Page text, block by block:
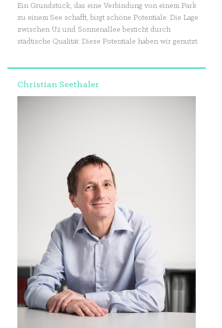
Ein Grundstück, das eine Verbindung von einem Park
zu einem See schafft, birgt schöne Potentiale. Die Lage
zwischen U2 und Sonnenallee besticht durch
städtische Qualität. Diese Potentiale haben wir genutzt.
Christian Seethaler